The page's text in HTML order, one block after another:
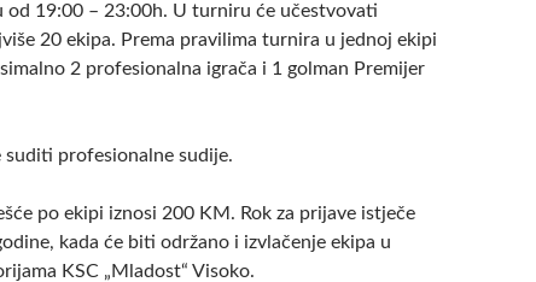
od 19:00 – 23:00h. U turniru će učestvovati
20 ekipa. Prema pravilima turnira u jednoj ekipi
2 profesionalna igrača i 1 golman Premijer
suditi profesionalne sudije.
po ekipi iznosi 200 KM. Rok za prijave istječe
kada će biti održano i izvlačenje ekipa u
KSC „Mladost“ Visoko.